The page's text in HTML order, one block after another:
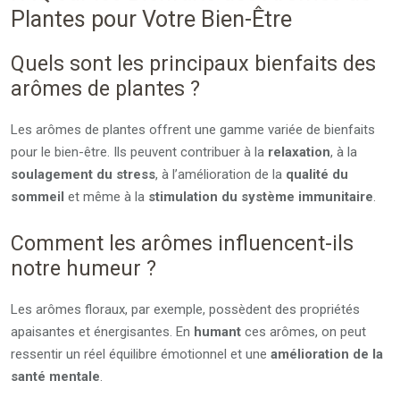
Plantes pour Votre Bien-Être
Quels sont les principaux bienfaits des
arômes de plantes ?
Les arômes de plantes offrent une gamme variée de bienfaits
pour le bien-être. Ils peuvent contribuer à la relaxation, à la
soulagement du stress, à l’amélioration de la qualité du
sommeil et même à la stimulation du système immunitaire.
Comment les arômes influencent-ils
notre humeur ?
Les arômes floraux, par exemple, possèdent des propriétés
apaisantes et énergisantes. En humant ces arômes, on peut
ressentir un réel équilibre émotionnel et une amélioration de la
santé mentale.